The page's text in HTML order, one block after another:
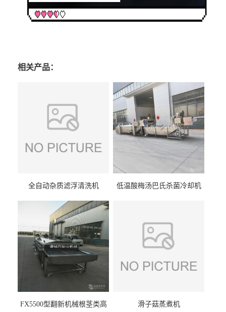
相关产品：
全自动杂质滤浮清洗机 低温酸梅汤巴氏杀菌冷却机
FX5500型翻新机械根茎类高
滑子菇蒸煮机